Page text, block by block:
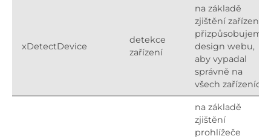
xDetectDevice
detekce
zařízení
na základě
zjištění zařízení
přizpůsobujeme
design webu,
aby vypadal
správně na
všech zařízeních
na základě
zjištění
prohlížeče